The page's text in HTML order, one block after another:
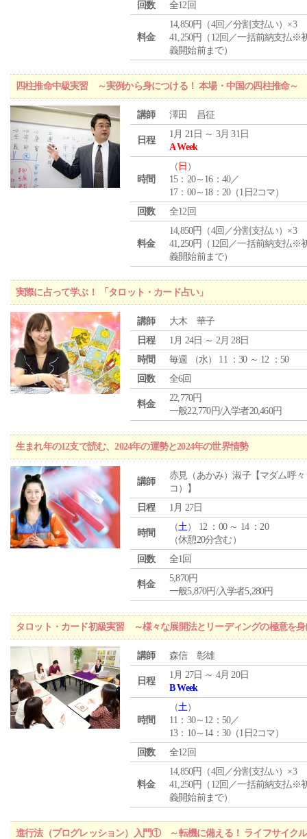
回数
全12回
料金
14,850円（4回／分割支払い）×3
41,250円（12回／一括前納支払※
義開始前まで）
四柱推命中級実習 ～実例から身につける！ 本場・中国の四柱推命～
講師 澤田 昌征
日程
1月 21日 ～ 3月 31日
A Week
時間
（ 日 ）
15：20～16：40／
17：00～18：20（1日2コマ）
回数
全12回
料金
14,850円（4回／分割支払い）×3
41,250円（12回／一括前納支払※
義開始前まで）
実際に占って学ぶ！ 「タロット・カード占い」
講師
大木 華子
日程
1月 24日 ～ 2月 28日
時間
毎週 （水） 11 ：30 ～ 12 ：50
回数
全6回
料金
22,770円
一般22,770円/入学者20,460円
生まれ年の12支で読む、2024年の運勢と2024年の世界情勢
講師
赤見（あかみ）淑子【マダム呼々
コ）】
日程
1月 27日
時間
（土） 12 ：00 ～ 14 ：20
（休憩20分含む）
回数
全1回
料金
5,870円
一般5,870円/入学者5,280円
タロット・カード初級実習 ～様々な展開法とリーディングの極意を身
講師 森信 彰雄
日程
1月 27日 ～ 4月 20日
B Week
時間
（土）
11：30～12：50／
13：10～14：30（1日2コマ）
回数
全12回
料金
14,850円（4回／分割支払い）×3
41,250円（12回／一括前納支払※
義開始前まで）
進行法（プログレッション）入門① ～転機に備える！ ライフサイク